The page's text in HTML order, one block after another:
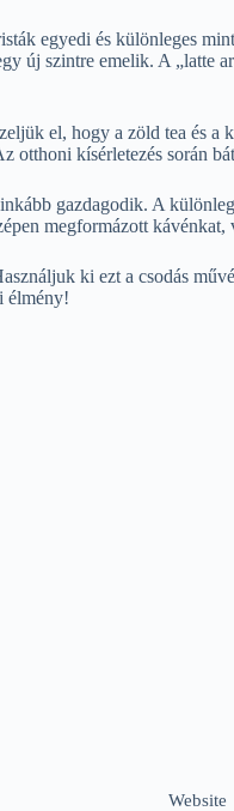
egyedi és különleges
új szintre emelik. A „latte
el, hogy a zöld tea és
kísérletezés során
gazdagodik. A
megformázott
ki ezt a csodás
élmény!
Website